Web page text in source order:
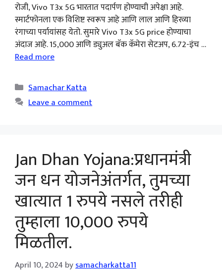
रोजी, Vivo T3x 5G भारतात पदार्पण होण्याची अपेक्षा आहे.
स्मार्टफोनला एक विशिष्ट स्वरूप आहे आणि लाल आणि हिरव्या
रंगाच्या पर्यायांसह येतो. सुमारे Vivo T3x 5G price होण्याचा
अंदाज आहे. 15,000 आणि ड्युअल बॅक कॅमेरा सेटअप, 6.72-इंच …
Read more
Categories
Samachar Katta
Leave a comment
Jan Dhan Yojana:प्रधानमंत्री
जन धन योजनेअंतर्गत, तुमच्या
खात्यात 1 रुपये नसले तरीही
तुम्हाला 10,000 रुपये
मिळतील.
April 10, 2024 bysamacharkatta11